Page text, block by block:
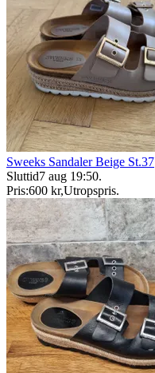
Sweeks Sandaler Beige St.37
Sluttid7 aug 19:50.
Pris:600 kr,Utropspris.